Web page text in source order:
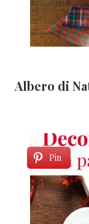
Albero di
Pin